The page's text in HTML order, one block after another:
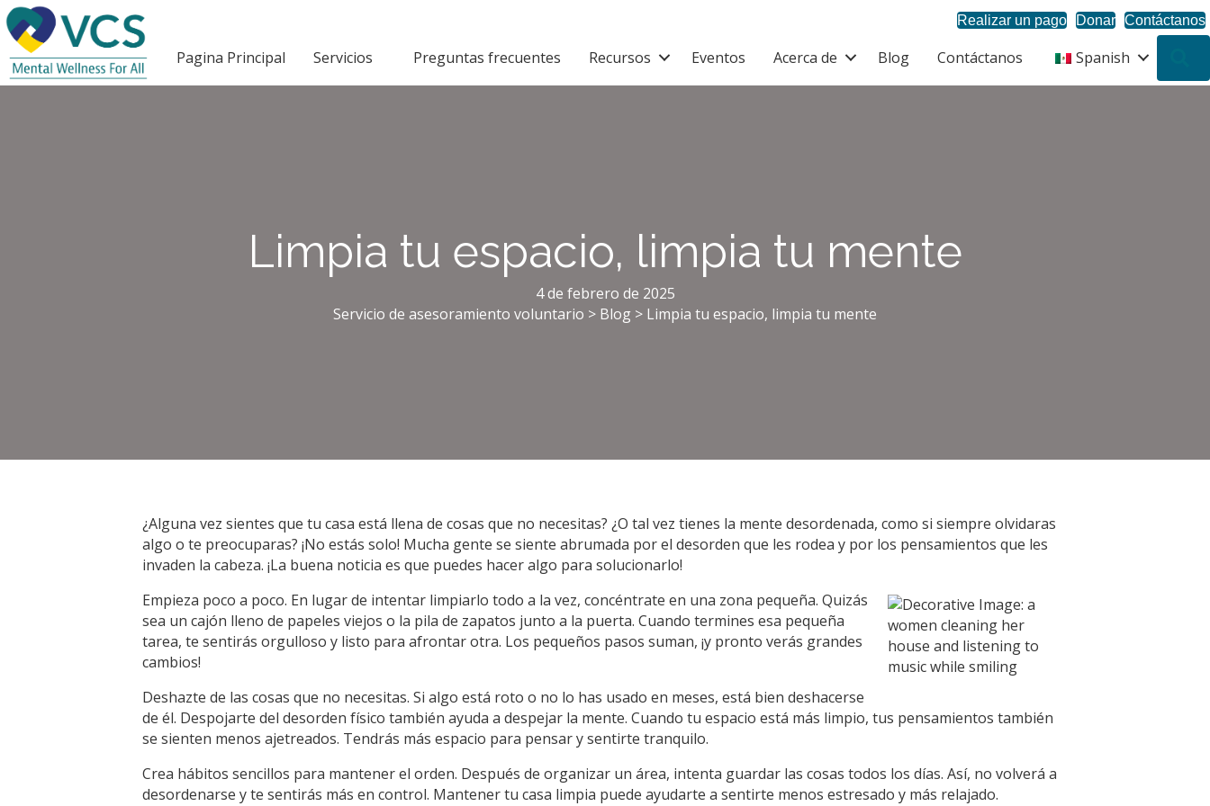
Realizar un pago Donar Contáctanos
Pagina Principal Servicios Preguntas frecuentes Recursos Eventos Acerca de Blog Contáctanos Spanish
Limpia tu espacio, limpia tu mente
4 de febrero de 2025
Servicio de asesoramiento voluntario > Blog > Limpia tu espacio, limpia tu mente
¿Alguna vez sientes que tu casa está llena de cosas que no necesitas? ¿O tal vez tienes la mente desordenada, como si siempre olvidaras
algo o te preocuparas? ¡No estás solo! Mucha gente se siente abrumada por el desorden que les rodea y por los pensamientos que les
invaden la cabeza. ¡La buena noticia es que puedes hacer algo para solucionarlo!
Empieza poco a poco. En lugar de intentar limpiarlo todo a la vez, concéntrate en una zona pequeña. Quizás
sea un cajón lleno de papeles viejos o la pila de zapatos junto a la puerta. Cuando termines esa pequeña
tarea, te sentirás orgulloso y listo para afrontar otra. Los pequeños pasos suman, ¡y pronto verás grandes
cambios!
Deshazte de las cosas que no necesitas. Si algo está roto o no lo has usado en meses, está bien deshacerse
de él. Despojarte del desorden físico también ayuda a despejar la mente. Cuando tu espacio está más limpio, tus pensamientos también
se sienten menos ajetreados. Tendrás más espacio para pensar y sentirte tranquilo.
Crea hábitos sencillos para mantener el orden. Después de organizar un área, intenta guardar las cosas todos los días. Así, no volverá a
desordenarse y te sentirás más en control. Mantener tu casa limpia puede ayudarte a sentirte menos estresado y más relajado.